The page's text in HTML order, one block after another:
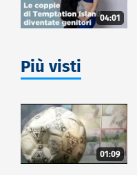
04:01
Più visti
01:09